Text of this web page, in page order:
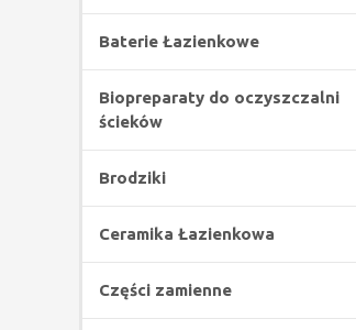
Baterie Łazienkowe
Biopreparaty do oczyszczalni
ścieków
Brodziki
Ceramika Łazienkowa
Części zamienne